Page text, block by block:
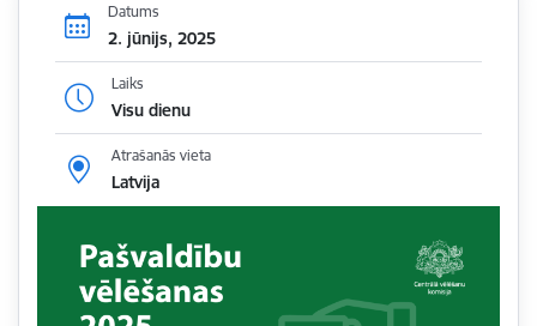
Datums
2. jūnijs, 2025
Laiks
Visu dienu
Atrašanās vieta
Latvija